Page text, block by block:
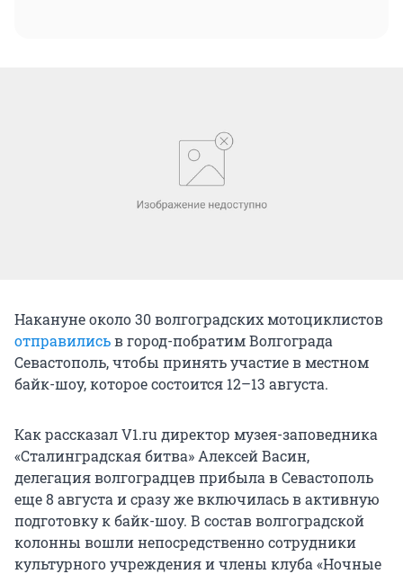
Накануне около 30 волгоградских мотоциклистов
отправилисьв город-побратим Волгограда
Севастополь, чтобы принять участие в местном
байк-шоу, которое состоится 12–13 августа.
Как рассказал V1.ru директор музея-заповедника
«Сталинградская битва» Алексей Васин,
делегация волгоградцев прибыла в Севастополь
еще 8 августа и сразу же включилась в активную
подготовку к байк-шоу. В состав волгоградской
колонны вошли непосредственно сотрудники
культурного учреждения и члены клуба «Ночные